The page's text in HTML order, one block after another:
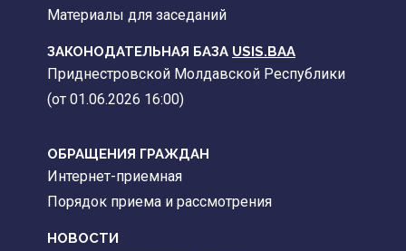
Материалы для заседаний
ЗАКОНОДАТЕЛЬНАЯ БАЗА USIS.BAA
Приднестровской Молдавской Республики
(от 01.06.2026 16:00)
ОБРАЩЕНИЯ ГРАЖДАН
Интернет-приемная
Порядок приема и рассмотрения
НОВОСТИ